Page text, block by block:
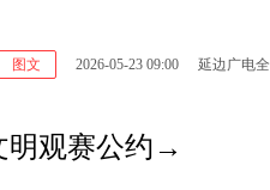
图文 2026-05-23 09:00 延边广电
明观赛公约→